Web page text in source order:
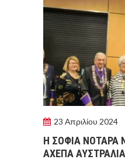
23 Απριλίου 2024
Η ΣΟΦΙΑ ΝΟΤΑΡΑ
ΑΧΕΠΑ